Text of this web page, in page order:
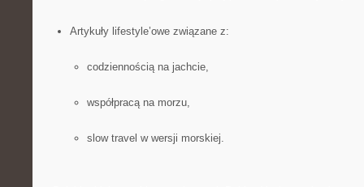
Artykuły lifestyle’owe związane z:
codziennością na jachcie,
współpracą na morzu,
slow travel w wersji morskiej.